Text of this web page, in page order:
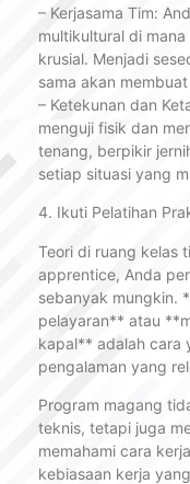
– Kerjasama Tim:
multikultural di
krusial. Menjadi
sama akan
– Ketekunan dan
menguji fisik dan
tenang, berpikir
setiap situasi yang
4. Ikuti Pelatihan
Teori di ruang kelas
apprentice, Anda
sebanyak mungkin.
pelayaran** atau
kapal** adalah cara
pengalaman yang
Program magang
teknis, tetapi juga
memahami cara
kebiasaan kerja